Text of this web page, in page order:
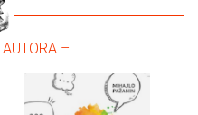
–